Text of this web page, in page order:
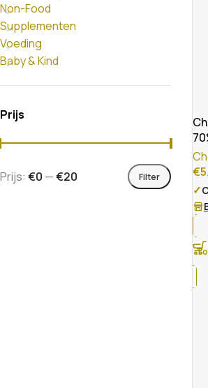
Non-Food
Supplementen
Voeding
Baby & Kind
Prijs
Filter
Prijs: €0 —€20
€
✓